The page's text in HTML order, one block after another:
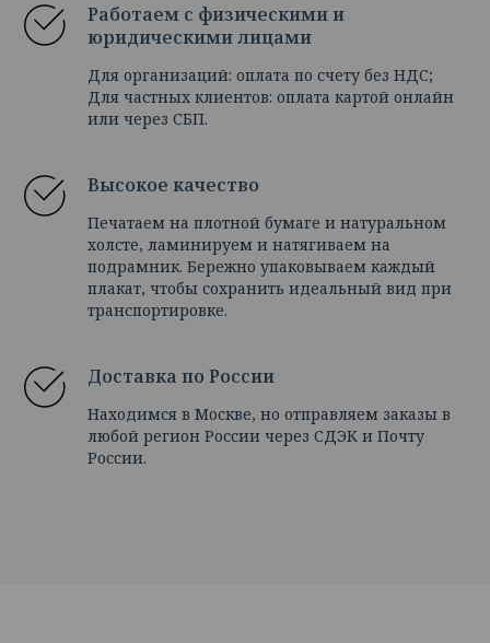
Работаем с физическими и
юридическими лицами
Для организаций: оплата по счету без НДС;
Для частных клиентов: оплата картой онлайн
или через СБП.
Высокое качество
Печатаем на плотной бумаге и натуральном
холсте, ламинируем и натягиваем на
подрамник. Бережно упаковываем каждый
плакат, чтобы сохранить идеальный вид при
транспортировке.
Доставка по России
Находимся в Москве, но отправляем заказы в
любой регион России через СДЭК и Почту
России.